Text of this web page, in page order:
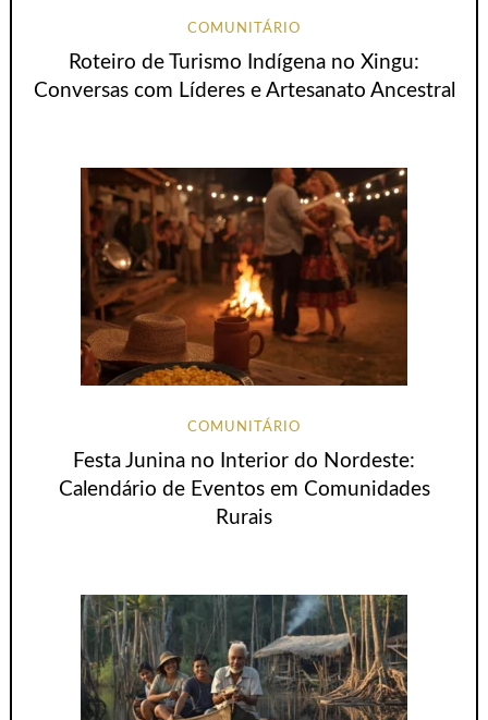
COMUNITÁRIO
Roteiro de Turismo Indígena no Xingu:
Conversas com Líderes e Artesanato Ancestral
COMUNITÁRIO
Festa Junina no Interior do Nordeste:
Calendário de Eventos em Comunidades
Rurais